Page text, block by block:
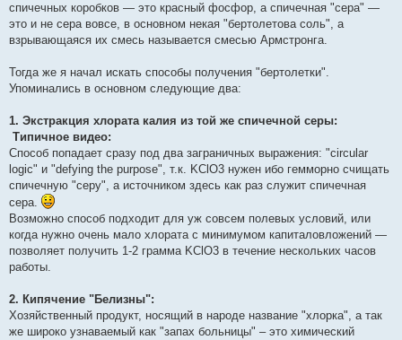
спичечных коробков — это красный фосфор, а спичечная "сера" —
это и не сера вовсе, в основном некая "бертолетова соль", а
взрывающаяся их смесь называется смесью Армстронга.
Тогда же я начал искать способы получения "бертолетки".
Упоминались в основном следующие два:
1. Экстракция хлората калия из той же спичечной серы:
Типичное видео:
Способ попадает сразу под два заграничных выражения: "circular
logic" и "defying the purpose", т.к. KClO3 нужен ибо гемморно счищать
спичечную "серу", а источником здесь как раз служит спичечная
сера.
Возможно способ подходит для уж совсем полевых условий, или
когда нужно очень мало хлората с минимумом капиталовложений —
позволяет получить 1-2 грамма KClO3 в течение нескольких часов
работы.
2. Кипячение "Белизны":
Хозяйственный продукт, носящий в народе название "хлорка", а так
же широко узнаваемый как "запах больницы" – это химический